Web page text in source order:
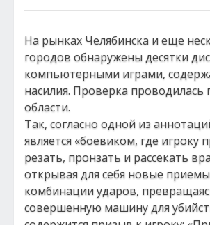
На рынках Челябинска и еще
городов обнаружены десятки
компьютерными играми,
насилия. Проверка проводилась
области.
Так, согласно одной из
является «боевиком, где игроку
резать, пронзать и рассекать
открывая для себя новые
комбинации ударов,
совершенную машину для